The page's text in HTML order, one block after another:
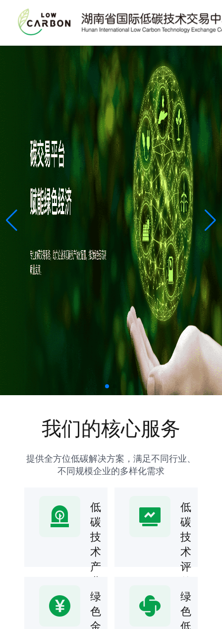
我们的核心服务
提供全方位低碳解决方案，满足不同行业、
不同规模企业的多样化需求
低
碳
技
术
产
研
究
及
低
碳
技
术
评
专业
评估
团队
提供
了
绿
色
金
绿
色
低